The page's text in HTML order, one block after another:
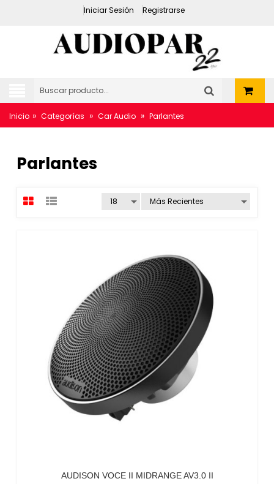
Iniciar Sesión Registrarse
Inicio » Categorías » Car Audio » Parlantes
Parlantes
AUDISON VOCE II MIDRANGE AV3.0 II